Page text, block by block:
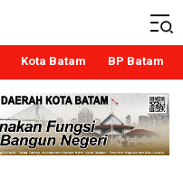
Kota Batam BP Batam